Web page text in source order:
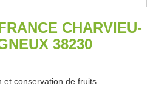
CHARVIEU-
38230
et conservation de fruits